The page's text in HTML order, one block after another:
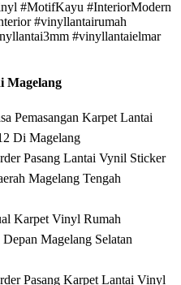
#MotifKayu #InteriorModern
#vinyllantairumah
#vinyllantaielmar
Magelang
Pemasangan Karpet Lantai
Di Magelang
Pasang Lantai Vynil Sticker
Magelang Tengah
Karpet Vinyl Rumah
Magelang Selatan
Pasang Karpet Lantai Vinyl